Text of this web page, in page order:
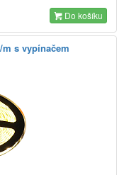
Do košíku
s vypínačem